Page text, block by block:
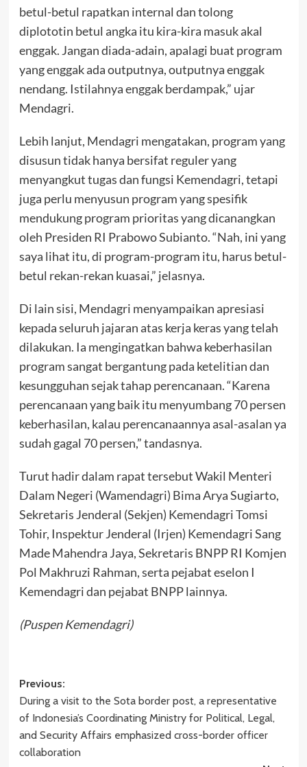
betul-betul rapatkan internal dan tolong
diplototin betul angka itu kira-kira masuk akal
enggak. Jangan diada-adain, apalagi buat program
yang enggak ada outputnya, outputnya enggak
nendang. Istilahnya enggak berdampak,” ujar
Mendagri.
Lebih lanjut, Mendagri mengatakan, program yang
disusun tidak hanya bersifat reguler yang
menyangkut tugas dan fungsi Kemendagri, tetapi
juga perlu menyusun program yang spesifik
mendukung program prioritas yang dicanangkan
oleh Presiden RI Prabowo Subianto. “Nah, ini yang
saya lihat itu, di program-program itu, harus betul-
betul rekan-rekan kuasai,” jelasnya.
Di lain sisi, Mendagri menyampaikan apresiasi
kepada seluruh jajaran atas kerja keras yang telah
dilakukan. Ia mengingatkan bahwa keberhasilan
program sangat bergantung pada ketelitian dan
kesungguhan sejak tahap perencanaan. “Karena
perencanaan yang baik itu menyumbang 70 persen
keberhasilan, kalau perencanaannya asal-asalan ya
sudah gagal 70 persen,” tandasnya.
Turut hadir dalam rapat tersebut Wakil Menteri
Dalam Negeri (Wamendagri) Bima Arya Sugiarto,
Sekretaris Jenderal (Sekjen) Kemendagri Tomsi
Tohir, Inspektur Jenderal (Irjen) Kemendagri Sang
Made Mahendra Jaya, Sekretaris BNPP RI Komjen
Pol Makhruzi Rahman, serta pejabat eselon I
Kemendagri dan pejabat BNPP lainnya.
(Puspen Kemendagri)
Post
navigation
Previous:
During a visit to the Sota border post, a representative
of Indonesia’s Coordinating Ministry for Political, Legal,
and Security Affairs emphasized cross-border officer
collaboration